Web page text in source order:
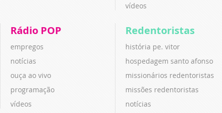
vídeos
Rádio POP
empregos
notícias
ouça ao vivo
programação
vídeos
Redentoristas
história pe. vitor
hospedagem santo afonso
missionários redentoristas
missões redentoristas
notícias